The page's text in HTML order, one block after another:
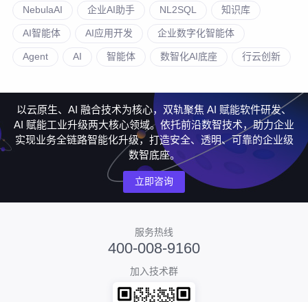
NebulaAI 企业AI助手 NL2SQL 知识库
AI智能体 AI应用开发 企业数字化智能体
Agent AI 智能体 数智化AI底座 行云创新
以云原生、AI 融合技术为核心，双轨聚焦 AI 赋能软件研发、
AI 赋能工业升级两大核心领域。依托前沿数智技术，助力企业
实现业务全链路智能化升级，打造安全、透明、可靠的企业级
数智底座。
立即咨询
服务热线
400-008-9160
加入技术群